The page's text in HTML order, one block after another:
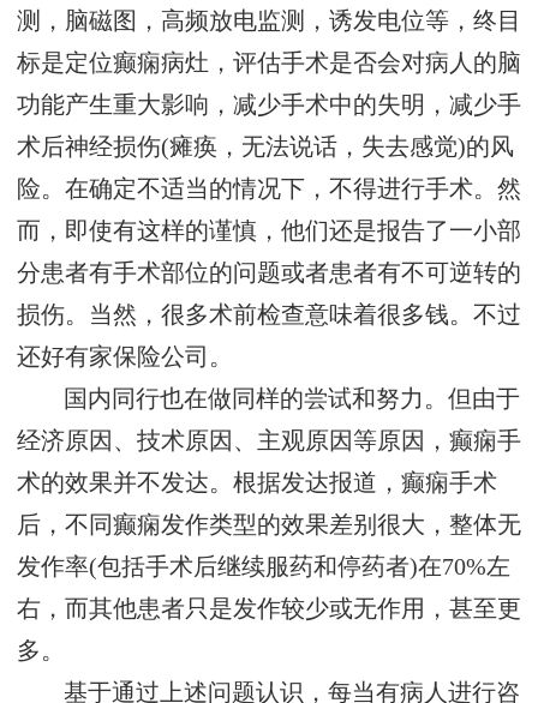
测，脑磁图，高频放电监测，诱发电位等，终目
标是定位癫痫病灶，评估手术是否会对病人的脑
功能产生重大影响，减少手术中的失明，减少手
术后神经损伤(瘫痪，无法说话，失去感觉)的风
险。在确定不适当的情况下，不得进行手术。然
而，即使有这样的谨慎，他们还是报告了一小部
分患者有手术部位的问题或者患者有不可逆转的
损伤。当然，很多术前检查意味着很多钱。不过
还好有家保险公司。
国内同行也在做同样的尝试和努力。但由于
经济原因、技术原因、主观原因等原因，癫痫手
术的效果并不发达。根据发达报道，癫痫手术
后，不同癫痫发作类型的效果差别很大，整体无
发作率(包括手术后继续服药和停药者)在70%左
右，而其他患者只是发作较少或无作用，甚至更
多。
基于通过上述问题认识，每当有病人进行咨